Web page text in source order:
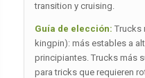
transition y cruising.
Guía de elección: Trucks
kingpin): más estables a
principiantes. Trucks más
para tricks que requieren